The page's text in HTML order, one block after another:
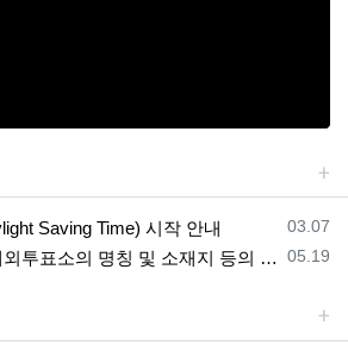
등록일
03.07
Saving Time) 시작 안내
등록일
05.19
제21대 대통령선거 재외투표소의 명칭 및 소재지 등의 공고/올랜도 제외 투표소